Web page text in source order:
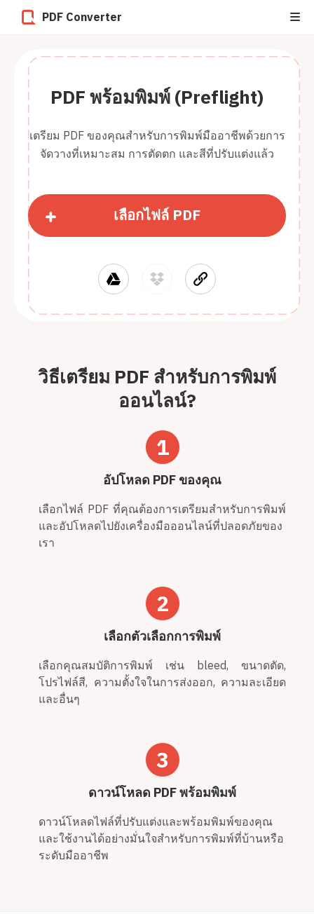
PDF Converter
PDF พร้อมพิมพ์ (Preflight)
เตรียม PDF ของคุณสำหรับการพิมพ์มืออาชีพด้วยการ
จัดวางที่เหมาะสม การตัดตก และสีที่ปรับแต่งแล้ว
เลือกไฟล์ PDF
วิธีเตรียม PDF สำหรับการพิมพ์
ออนไลน์?
1
อัปโหลด PDF ของคุณ
เลือกไฟล์ PDF ที่คุณต้องการเตรียมสำหรับการพิมพ์
และอัปโหลดไปยังเครื่องมือออนไลน์ที่ปลอดภัยของ
เรา
2
เลือกตัวเลือกการพิมพ์
เลือกคุณสมบัติการพิมพ์ เช่น bleed, ขนาดตัด,
โปรไฟล์สี, ความตั้งใจในการส่งออก, ความละเอียด
และอื่นๆ
3
ดาวน์โหลด PDF พร้อมพิมพ์
ดาวน์โหลดไฟล์ที่ปรับแต่งและพร้อมพิมพ์ของคุณ
และใช้งานได้อย่างมั่นใจสำหรับการพิมพ์ที่บ้านหรือ
ระดับมืออาชีพ